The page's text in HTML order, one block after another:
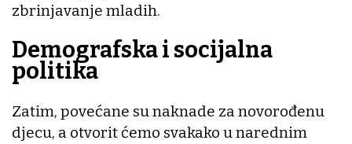
zbrinjavanje mladih.
Demografska i socijalna
politika
Zatim, povećane su naknade za novorođenu
djecu, a otvorit ćemo svakako u narednim